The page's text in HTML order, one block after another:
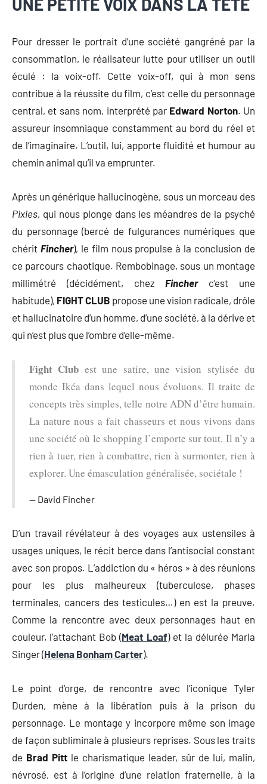
Pour dresser le portrait d’une société gangréné par la
consommation, le réalisateur lutte pour utiliser un outil
éculé : la voix-off. Cette voix-off, qui à mon sens
contribue à la réussite du film, c’est celle du personnage
central, et sans nom, interprété par Edward Norton. Un
assureur insomniaque constamment au bord du réel et
de l’imaginaire. L’outil, lui, apporte fluidité et humour au
chemin animal qu’il va emprunter.
Après un générique hallucinogène, sous un morceau des
Pixies, qui nous plonge dans les méandres de la psyché
du personnage (bercé de fulgurances numériques que
chérit Fincher), le film nous propulse à la conclusion de
ce parcours chaotique. Rembobinage, sous un montage
millimétré (décidément, chez Fincher c’est une
habitude), FIGHT CLUB propose une vision radicale, drôle
et hallucinatoire d’un homme, d’une société, à la dérive et
qui n’est plus que l’ombre d’elle-même.
Fight Club est une satire, une vision stylisée du
monde Ikéa dans lequel nous évoluons. Il traite de
concepts très simples, telle notre ADN d’être humain.
La nature nous a fait chasseurs et nous vivons dans
une société où le shopping l’emporte sur tout. Il n’y a
rien à tuer, rien à combattre, rien à surmonter, rien à
explorer. Une émasculation généralisée, sociétale !
David Fincher
D’un travail révélateur à des voyages aux ustensiles à
usages uniques, le récit berce dans l’antisocial constant
avec son propos. L’addiction du « héros » à des réunions
pour les plus malheureux (tuberculose, phases
terminales, cancers des testicules…) en est la preuve.
Comme la rencontre avec deux personnages haut en
couleur, l’attachant Bob (Meat Loaf) et la délurée Marla
Singer (Helena Bonham Carter).
Le point d’orge, de rencontre avec l’iconique Tyler
Durden, mène à la libération puis à la prison du
personnage. Le montage y incorpore même son image
de façon subliminale à plusieurs reprises. Sous les traits
de Brad Pitt le charismatique leader, sûr de lui, malin,
névrosé, est à l’origine d’une relation fraternelle, à la